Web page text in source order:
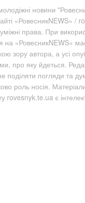
новини
«РовесникNEWS» /
права. При
на «РовесникNEWS»
зору автора, а усі
про яку йдеться.
поділяти погляди та
роль носія.
rovesnyk.te.ua є